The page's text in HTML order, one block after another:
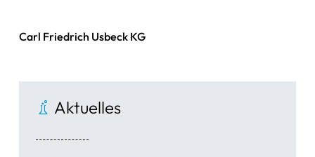
Carl Friedrich Usbeck KG
Aktuelles